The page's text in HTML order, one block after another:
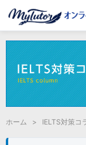
ホーム > IELTS対策